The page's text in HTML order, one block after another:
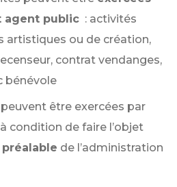
agent public : activités
artistiques ou de création,
contrat vendanges,
bénévole
être exercées par
à condition de faire l’objet
de l’administration